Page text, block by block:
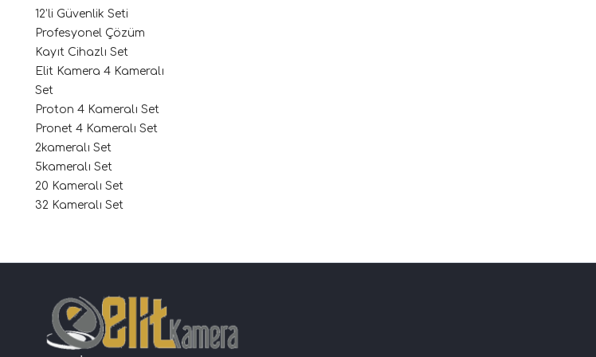
12’li Güvenlik Seti
Profesyonel Çözüm
Kayıt Cihazlı Set
Elit Kamera 4 Kameralı
Set
Proton 4 Kameralı Set
Pronet 4 Kameralı Set
2kameralı Set
5kameralı Set
20 Kameralı Set
32 Kameralı Set